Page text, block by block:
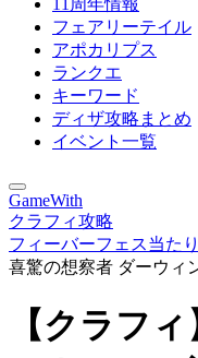
11周年情報
フェアリーテイル
アポカリプス
ランクエ
キーワード
ディザ攻略まとめ
イベント一覧
GameWith
クラフィ攻略
フィーバーフェス当た
喜驚の想察者 ダーウィ
【クラフ